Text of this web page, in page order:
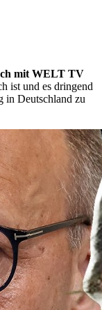
mit WELT TV
ist und es dringend
in Deutschland zu